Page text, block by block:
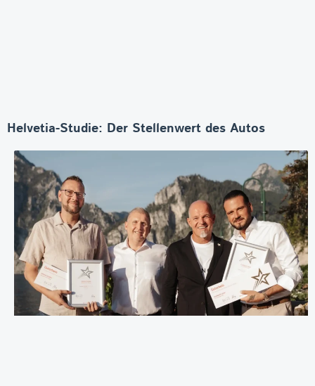
Helvetia-Studie: Der Stellenwert des Autos